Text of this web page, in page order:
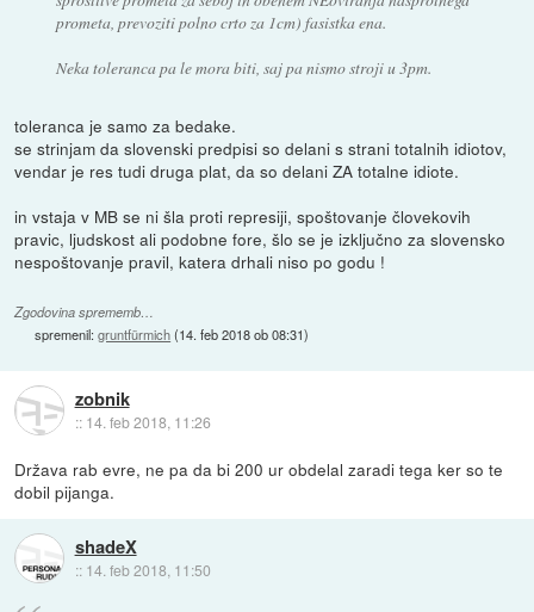
prometa, prevoziti polno crto za 1cm) fasistka ena.
Neka toleranca pa le mora biti, saj pa nismo stroji u 3pm.
toleranca je samo za bedake.
se strinjam da slovenski predpisi so delani s strani totalnih idiotov,
vendar je res tudi druga plat, da so delani ZA totalne idiote.
in vstaja v MB se ni šla proti represiji, spoštovanje človekovih
pravic, ljudskost ali podobne fore, šlo se je izključno za slovensko
nespoštovanje pravil, katera drhali niso po godu !
Zgodovina sprememb…
spremenil:gruntfürmich(14. feb 2018 ob 08:31)
zobnik
:: 14. feb 2018, 11:26
Država rab evre, ne pa da bi 200 ur obdelal zaradi tega ker so te
dobil pijanga.
shadeX
:: 14. feb 2018, 11:50